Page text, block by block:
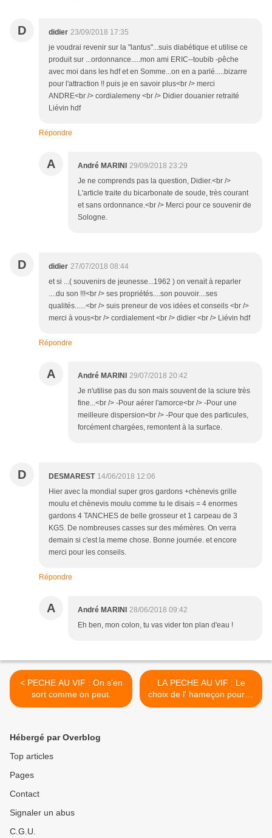
D didier 23/09/2018 17:35
je voudrai revenir sur la "lantus"...suis diabétique et utilise ce
produit sur ...ordonnance.....mon ami ERIC--toubib -pêche
avec moi dans les hdf et en Somme...on en a parlé.....bizarre
pour l'attraction !! puis je en savoir plus<br /> merci
ANDRE<br /> cordialemeny <br /> Didier douanier retraité
Liévin hdf
Répondre
A André MARINI
29/09/2018 23:29
Je ne comprends pas la question, Didier.<br />
L'article traite du bicarbonate de soude, très courant
et sans ordonnance.<br /> Merci pour ce souvenir de
Sologne.
D didier 27/07/2018 08:44
et si ...( souvenirs de jeunesse...1962 ) on venait à reparler
....du son !!!<br /> ses propriétés....son pouvoir....ses
qualités......<br /> suis preneur de vos idées et conseils <br />
merci à vous<br /> cordialement <br /> didier <br /> Liévin hdf
Répondre
A André MARINI
29/07/2018 20:42
Je n'utilise pas du son mais souvent de la sciure très
fine...<br /> -Pour aérer l'amorce<br /> -Pour une
meilleure dispersion<br /> -Pour que des particules,
forcément chargées, remontent à la surface.
D DESMAREST 14/06/2018 12:06
Hier avec la mondial super gros gardons +chènevis grille
moulu et chènevis moulu comme tu le disais = 4 enormes
gardons 4 TANCHES de belle grosseur et 1 carpeau de 3
KGS. De nombreuses casses sur des mémères. On verra
demain si c'est la meme chose. Bonne journée. et encore
merci pour les conseils.
Répondre
A André MARINI
28/06/2018 09:42
Eh ben, mon colon, tu vas vider ton plan d'eau !
< PECHE AU VIF : On s'en
sort comme on peut.
LA PECHE AU VIF : Le
choix de l' hameçon pour la
pêche du brochet. >
Hébergé par Overblog
Top articles
Pages
Contact
Signaler un abus
C.G.U.